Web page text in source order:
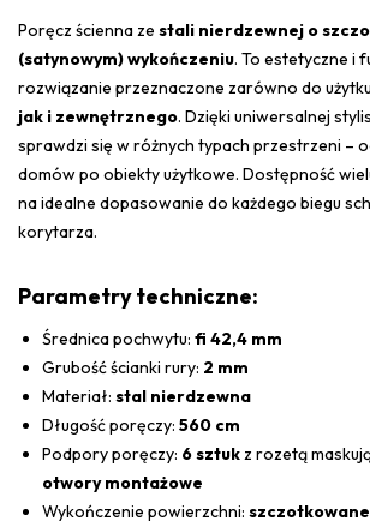
Poręcz ścienna ze stali nierdzewnej o
(satynowym) wykończeniu. To estetyczne i
rozwiązanie przeznaczone zarówno do użytku
jak i zewnętrznego. Dzięki uniwersalnej
sprawdzi się w różnych typach przestrzeni –
domów po obiekty użytkowe. Dostępność
na idealne dopasowanie do każdego biegu
korytarza.
Parametry techniczne:
Średnica pochwytu: fi 42,4 mm
Grubość ścianki rury: 2 mm
Materiał: stal nierdzewna
Długość poręczy: 560 cm
Podpory poręczy: 6 sztuk z rozetą
otwory montażowe
Wykończenie powierzchni: